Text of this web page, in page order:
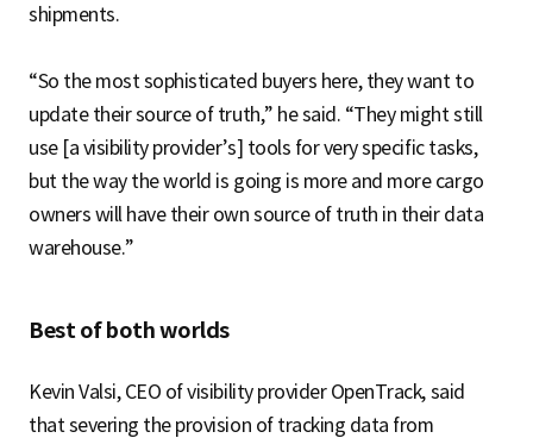
shipments.
“So the most sophisticated buyers here, they want to
update their source of truth,” he said. “They might still
use [a visibility provider’s] tools for very specific tasks,
but the way the world is going is more and more cargo
owners will have their own source of truth in their data
warehouse.”
Best of both worlds
Kevin Valsi, CEO of visibility provider OpenTrack, said
that severing the provision of tracking data from